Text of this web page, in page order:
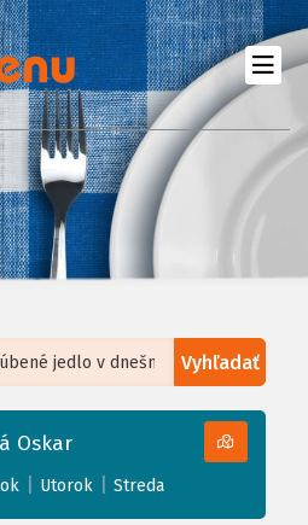
Vyhľadať
courtesy ofHumanitarian OpenStreetMap
Oskar
Utorok Streda